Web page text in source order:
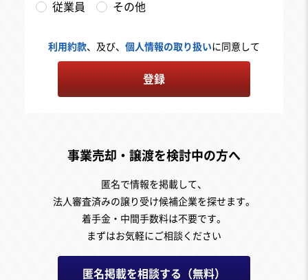
従業員 その他
利用約款、及び、 個人情報の取り扱いに同意して
登録
事業売却・譲渡を検討中の方へ
匿名で情報を掲載して、
法人審査済みの譲り受け候補企業を探せます。
着手金・中間手数料は不要です。
まずはお気軽にご相談ください
匿名掲載を相談する（無料）